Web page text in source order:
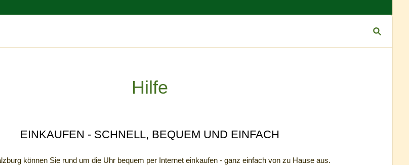
Hilfe
EINKAUFEN - SCHNELL, BEQUEM UND EINFACH
können Sie rund um die Uhr bequem per Internet einkaufen - ganz einfach von zu Hause aus.